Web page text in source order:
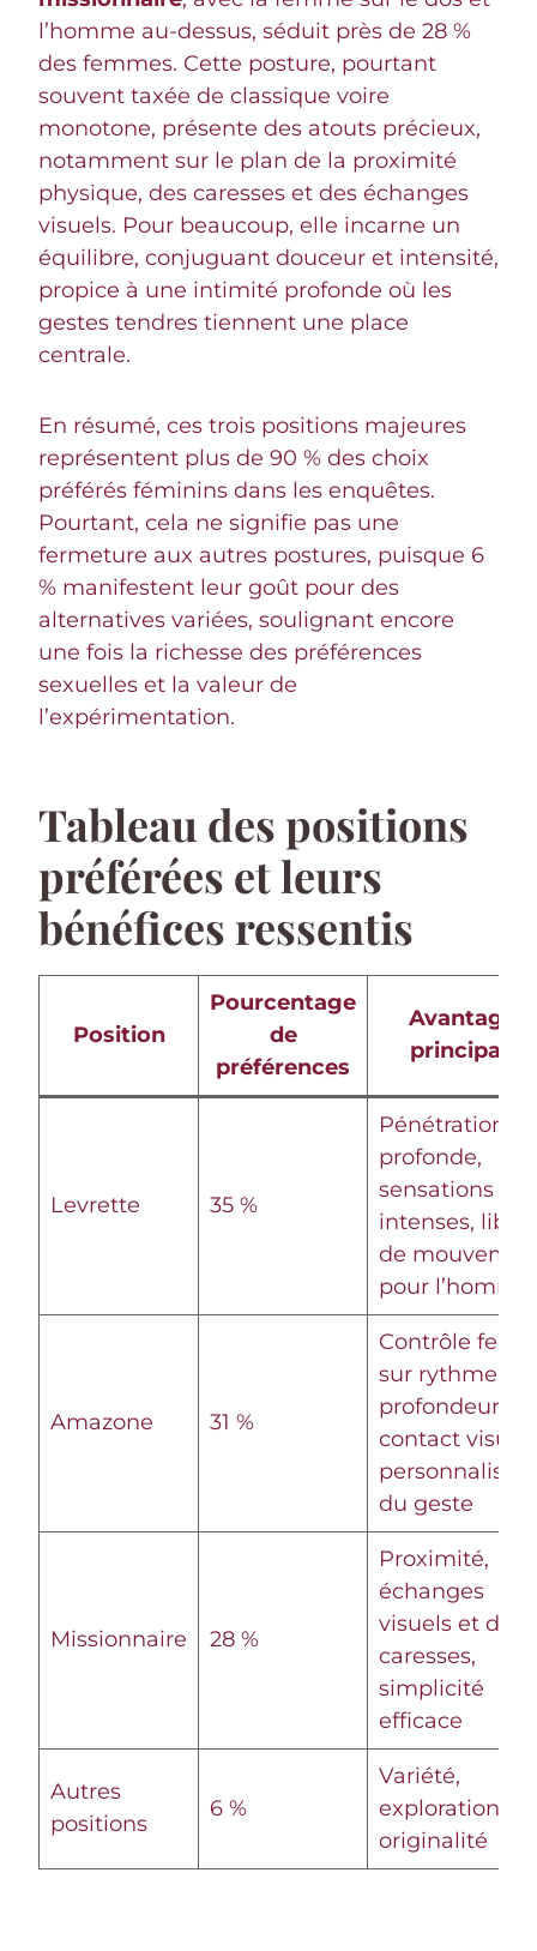
l’homme au-dessus, séduit près de 28 %
des femmes. Cette posture, pourtant
souvent taxée de classique voire
monotone, présente des atouts précieux,
notamment sur le plan de la proximité
physique, des caresses et des échanges
visuels. Pour beaucoup, elle incarne un
équilibre, conjuguant douceur et intensité,
propice à une intimité profonde où les
gestes tendres tiennent une place
centrale.
En résumé, ces trois positions majeures
représentent plus de 90 % des choix
préférés féminins dans les enquêtes.
Pourtant, cela ne signifie pas une
fermeture aux autres postures, puisque 6
% manifestent leur goût pour des
alternatives variées, soulignant encore
une fois la richesse des préférences
sexuelles et la valeur de
l’expérimentation.
Tableau des positions
préférées et leurs
bénéfices ressentis
Position
Pourcentage
de
préférences
Avantages
principaux
Levrette 35 %
Pénétration
profonde,
sensations
intenses,
de
pour l’homme
Amazone 31 %
Contrôle
sur rythme et
profondeur,
contact visuel,
du geste
Missionnaire 28 %
Proximité,
échanges
visuels et des
caresses,
simplicité
efficace
Autres
positions
6 %
Variété,
exploration,
originalité